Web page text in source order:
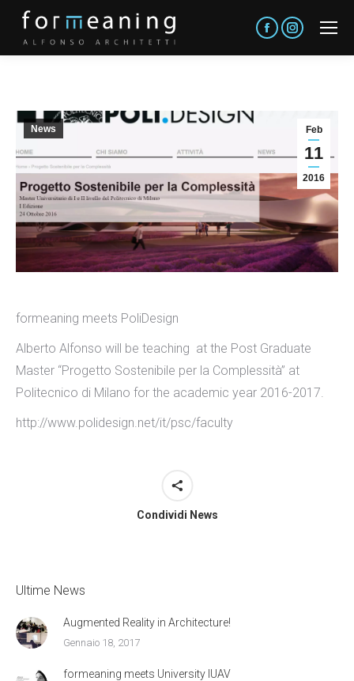
Facebook
Instagram
Feb
11
2016
News
formeaning meets PoliDesign
Alberto Alfonso will be teaching at the Post Graduate
Master “Progetto Sostenibile per la Complessità” at
Politecnico di Milano for the academic year 2016-2017.
http://www.polidesign.net/it/psc/faculty
Condividi News
Ultime News
Augmented Reality in Architecture!
Gennaio 18, 2017
formeaning meets University IUAV